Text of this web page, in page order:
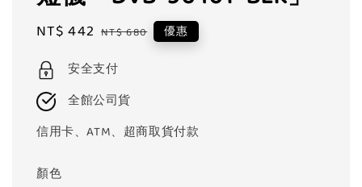
Sale
NT$ 442 Regular
NT$ 680 優惠
安全支付
全館公司貨
信用卡、ATM、超商取貨付款
顏色